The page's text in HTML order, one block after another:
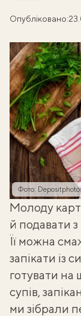
Опубліковано:
Фото:
Молоду
й подавати
Її можна
запікати із
готувати на
супів,
ми зібрали